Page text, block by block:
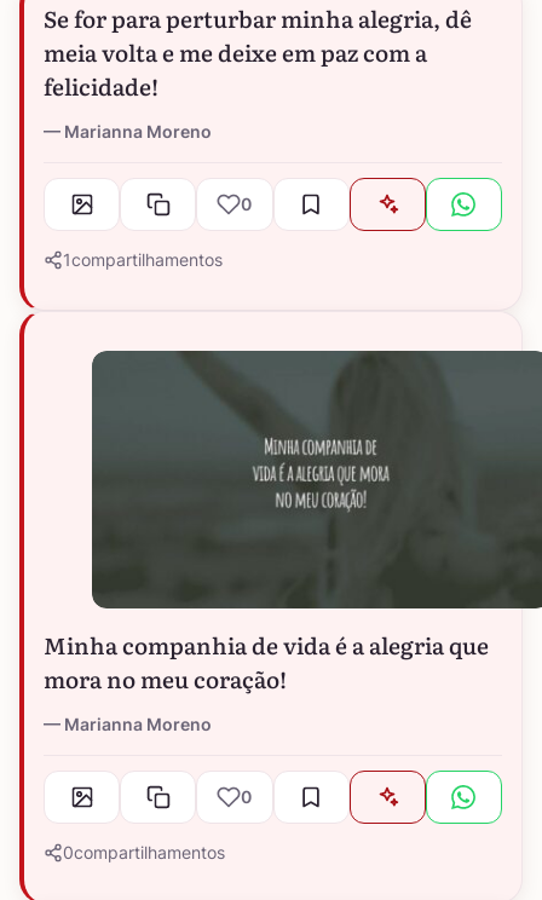
Se for para perturbar minha alegria, dê
meia volta e me deixe em paz com a
felicidade!
Marianna Moreno
0
1compartilhamentos
Minha companhia de vida é a alegria que
mora no meu coração!
Marianna Moreno
0
0compartilhamentos